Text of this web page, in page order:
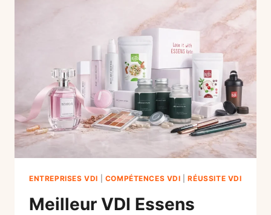
ENTREPRISES VDI COMPÉTENCES VDI |RÉUSSITE VDI
Meilleur VDI Essens